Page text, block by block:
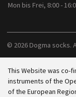
Mon bis Frei, 8:00 -
© 2026 Dogma socks.
This Website was co-
instruments of the
of the European